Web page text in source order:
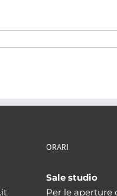
ORARI
Sale studio
Per le aperture